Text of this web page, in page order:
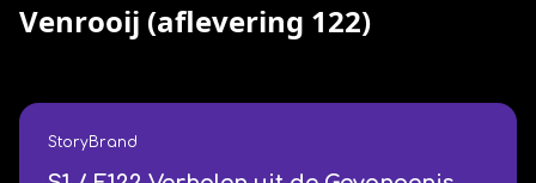
Venrooij (aflevering 122)